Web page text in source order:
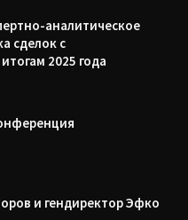
аналитическое
сделок с
2025 года
и гендиректор Эфко